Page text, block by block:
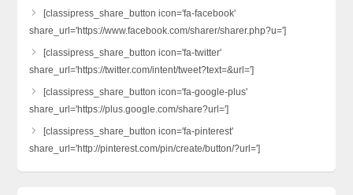
[classipress_share_button icon='fa-facebook'
share_url='https://www.facebook.com/sharer/sharer.php?u=']
[classipress_share_button icon='fa-twitter'
share_url='https://twitter.com/intent/tweet?text=&url=']
[classipress_share_button icon='fa-google-plus'
share_url='https://plus.google.com/share?url=']
[classipress_share_button icon='fa-pinterest'
share_url='http://pinterest.com/pin/create/button/?url=']